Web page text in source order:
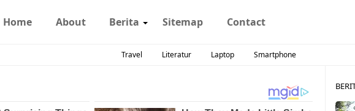
Home About Berita Sitemap Contact
Travel Literatur Laptop Smartphone